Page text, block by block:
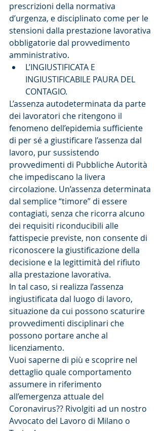
prescrizioni della normativa
d’urgenza, e disciplinato come per le
stensioni dalla prestazione lavorativa
obbligatorie dal provvedimento
amministrativo.
L’INGIUSTIFICATA E
INGIUSTIFICABILE PAURA DEL
CONTAGIO.
L’assenza autodeterminata da parte
dei lavoratori che ritengono il
fenomeno dell’epidemia sufficiente
di per sé a giustificare l’assenza dal
lavoro, pur sussistendo
provvedimenti di Pubbliche Autorità
che impediscano la livera
circolazione. Un’assenza determinata
dal semplice “timore” di essere
contagiati, senza che ricorra alcuno
dei requisiti riconducibili alle
fattispecie previste, non consente di
riconoscere la giustificazione della
decisione e la legittimità del rifiuto
alla prestazione lavorativa.
In tal caso, si realizza l’assenza
ingiustificata dal luogo di lavoro,
situazione da cui possono scaturire
provvedimenti disciplinari che
possono portare anche al
licenziamento.
Vuoi saperne di più e scoprire nel
dettaglio quale comportamento
assumere in riferimento
all’emergenza attuale del
Coronavirus?? Rivolgiti ad un nostro
Avvocato del Lavoro di Milano o